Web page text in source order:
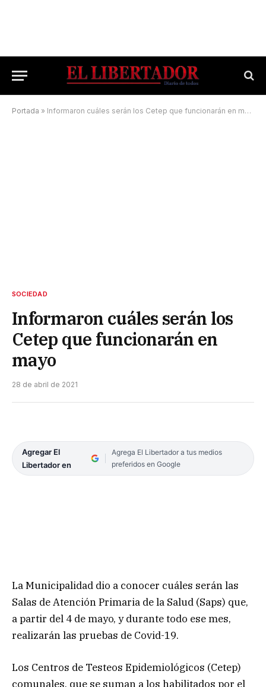
Portada » Informaron cuáles serán los Cetep que funcionarán en mayo
SOCIEDAD
Informaron cuáles serán los
Cetep que funcionarán en
mayo
28 de abril de 2021
Agregar El
Libertador en
Agrega El Libertador a tus medios
preferidos en Google
La Municipalidad dio a conocer cuáles serán las
Salas de Atención Primaria de la Salud (Saps) que,
a partir del 4 de mayo, y durante todo ese mes,
realizarán las pruebas de Covid-19.
Los Centros de Testeos Epidemiológicos (Cetep)
comunales, que se suman a los habilitados por el